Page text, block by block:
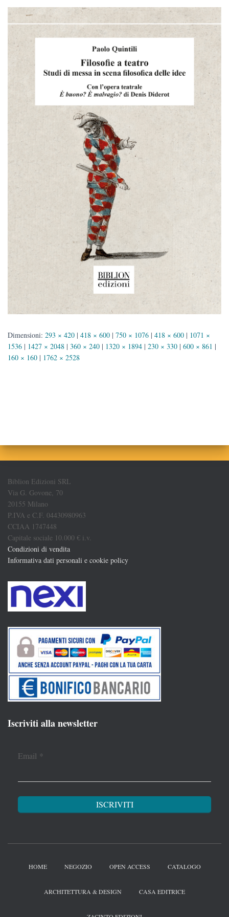
Dimensioni: 293 × 420 | 418 × 600 | 750 × 1076 | 418 × 600 | 1071 ×
1536 | 1427 × 2048 | 360 × 240 | 1320 × 1894 | 230 × 330 | 600 × 861 |
160 × 160 | 1762 × 2528
Biblion Edizioni SRL
Via G. Govone, 70
20155 Milano
P.IVA e C.F. 04430980963
CCIAA 1747448
Capitale sociale 10.000 € i.v.
Condizioni di vendita
Informativa dati personali e cookie policy
Iscriviti alla newsletter
Email *
HOME NEGOZIO OPEN ACCESS CATALOGO
ARCHITETTURA & DESIGN CASA EDITRICE